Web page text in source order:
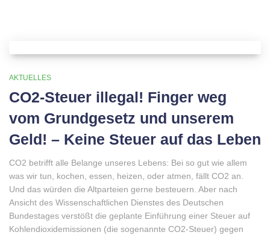
AKTUELLES
CO2-Steuer illegal! Finger weg
vom Grundgesetz und unserem
Geld! – Keine Steuer auf das Leben
CO2 betrifft alle Belange unseres Lebens: Bei so gut wie allem
was wir tun, kochen, essen, heizen, oder atmen, fällt CO2 an.
Und das würden die Altparteien gerne besteuern. Aber nach
Ansicht des Wissenschaftlichen Dienstes des Deutschen
Bundestages verstößt die geplante Einführung einer Steuer auf
Kohlendioxidemissionen (die sogenannte CO2-Steuer) gegen